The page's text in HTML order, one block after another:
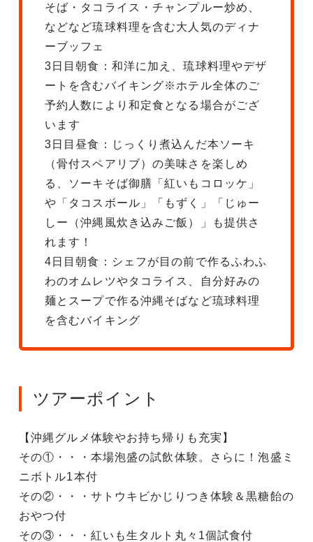
そば・タコライス・チャンプルー炒め、
などなど琉球料理を含む大人気のディナ
ーブッフェ
3日目朝食：和洋に加え、琉球料理やデザ
ートを含むバイキング※ホテル全体のご
予約人数により和定食となる場合がござ
います
3日目昼食：じっくり煮込んだ本ソーキ
（骨付スペアリブ）の美味さを楽しめ
る、ソーキそば御膳「紅いもコロッケ」
や「タコスボール」「もずく」「じゅー
しー（沖縄風炊き込みご飯）」も提供さ
れます！
4日目朝食：シェフが目の前で作るふわふ
わのオムレツやタコライス、自分好みの
麺とスープで作る沖縄そばなど琉球料理
を含むバイキング
ツアーポイント
【沖縄グルメ体験やお持ち帰りも充実】
その①・・・本場泡盛の試飲体験。さらに！泡盛ミ
ニボトル1本付
その②・・・サトウキビかじりつき体験＆黒糖飴の
おやつ付
その③・・・紅いも生タルト丸々1個試食付